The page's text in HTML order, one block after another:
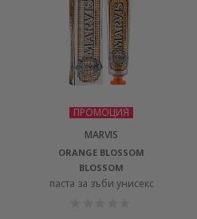
ПРОМОЦИЯ
MARVIS
ORANGE BLOSSOM
BLOSSOM
паста за зъби унисекс